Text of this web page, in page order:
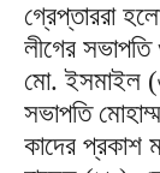
গ্রেপ্তাররা
লীগের
মো. ইসমাইল
সভাপতি
কাদের